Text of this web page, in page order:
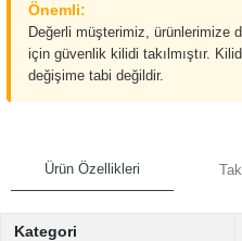
Önemli:
Değerli müşterimiz, ürünlerimize
için güvenlik kilidi takılmıştır.
değişime tabi değildir.
Ürün Özellikleri
Kategori